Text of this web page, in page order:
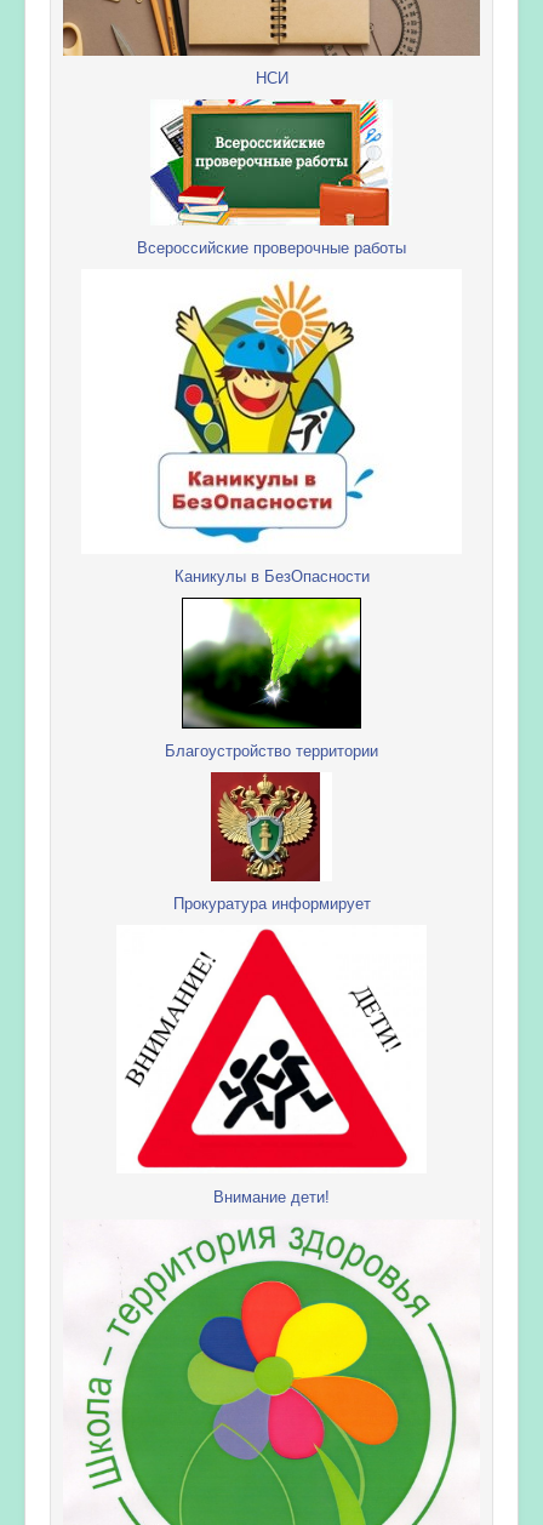
НСИ
Всероссийские проверочные работы
Каникулы в БезОпасности
Благоустройство территории
Прокуратура информирует
Внимание дети!